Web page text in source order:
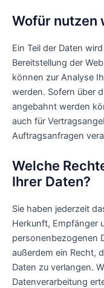
Wofür nutzen
Ein Teil der Daten
Bereitstellung der
können zur Analyse
werden. Sofern über
angebahnt werden
auch für
Auftragsanfragen
Welche
Ihrer Daten?
Sie haben jederzeit
Herkunft, Empfänger
personenbezogenen
außerdem ein Recht,
Daten zu verlangen.
Datenverarbeitung